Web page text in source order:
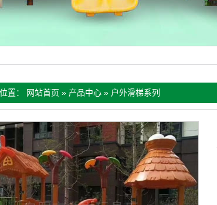
置： 网站首页 » 产品中心 » 户外滑梯系列